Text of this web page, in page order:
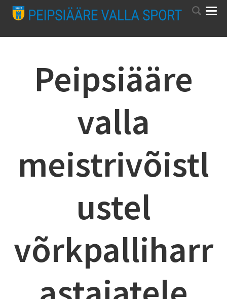
Peipsiääre
valla
meistrivõistl
ustel
võrkpalliharr